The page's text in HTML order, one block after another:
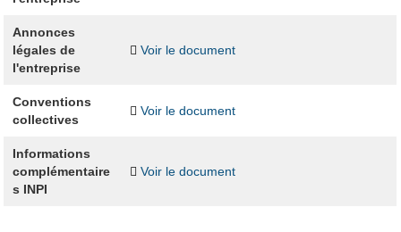
Annonces
légales de
l'entreprise
Voir le document
Conventions
collectives
Voir le document
Informations
complémentaire
s INPI
Voir le document